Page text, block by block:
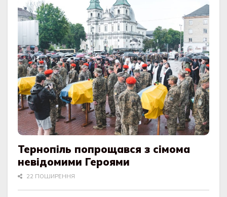
Тернопіль попрощався з сімома
невідомими Героями
22 ПОШИРЕННЯ